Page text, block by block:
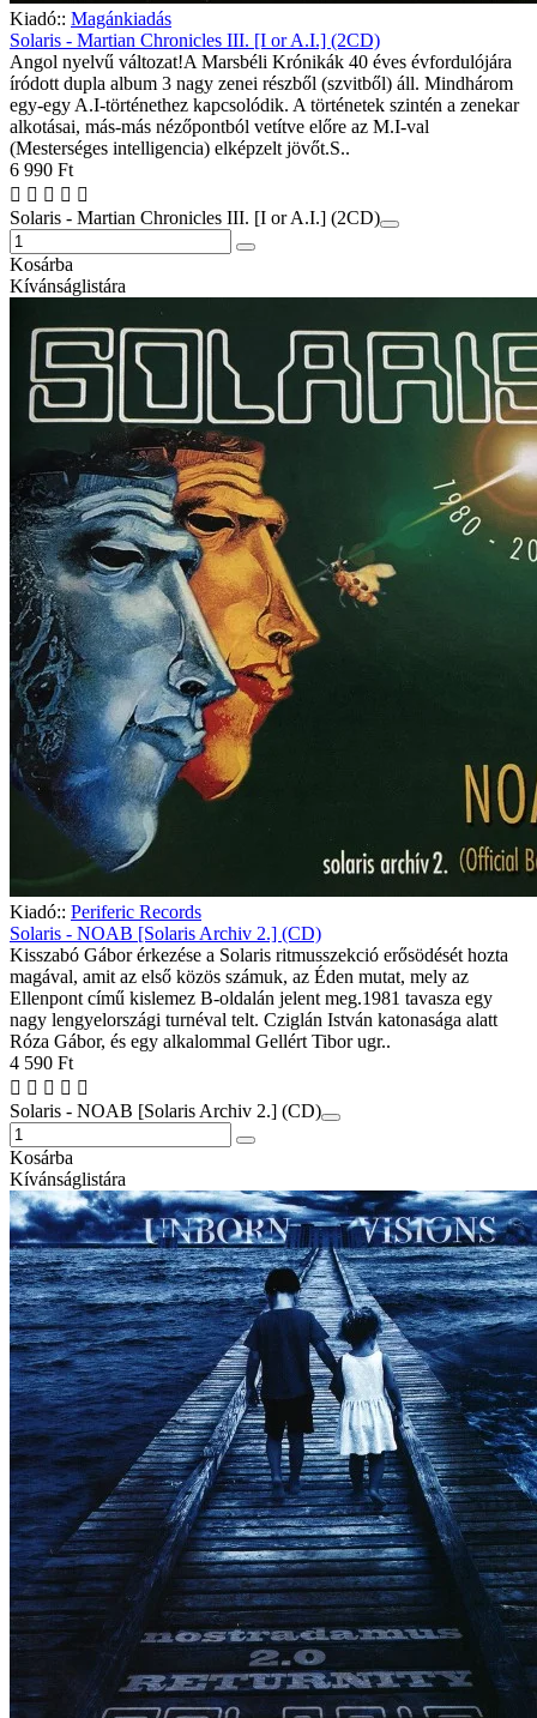
Kiadó:: Magánkiadás
Solaris - Martian Chronicles III. [I or A.I.] (2CD)
Angol nyelvű változat!A Marsbéli Krónikák 40 éves évfordulójára
íródott dupla album 3 nagy zenei részből (szvitből) áll. Mindhárom
egy-egy A.I-történethez kapcsolódik. A történetek szintén a zenekar
alkotásai, más-más nézőpontból vetítve előre az M.I-val
(Mesterséges intelligencia) elképzelt jövőt.S..
6 990 Ft
Solaris - Martian Chronicles III. [I or A.I.] (2CD)
Kosárba
Kívánságlistára
Kiadó:: Periferic Records
Solaris - NOAB [Solaris Archiv 2.] (CD)
Kisszabó Gábor érkezése a Solaris ritmusszekció erősödését hozta
magával, amit az első közös számuk, az Éden mutat, mely az
Ellenpont című kislemez B-oldalán jelent meg.1981 tavasza egy
nagy lengyelországi turnéval telt. Cziglán István katonasága alatt
Róza Gábor, és egy alkalommal Gellért Tibor ugr..
4 590 Ft
Solaris - NOAB [Solaris Archiv 2.] (CD)
Kosárba
Kívánságlistára